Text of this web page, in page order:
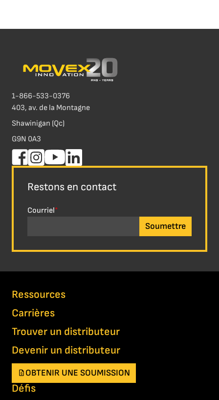
1-866-533-0376
403, av. de la Montagne
Shawinigan (Qc)
G9N 0A3
Restons en contact
Courriel*
Ressources
Carrières
Trouver un distributeur
Devenir un distributeur
OBTENIR UNE SOUMISSION
Défis